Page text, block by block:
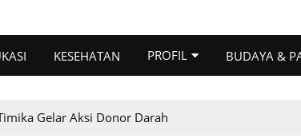
KESEHATAN PROFIL BUDAYA &
Gelar Aksi Donor Darah